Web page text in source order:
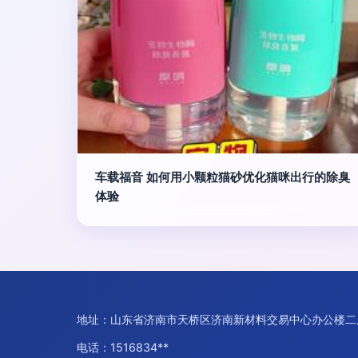
车载福音 如何用小颗粒猫砂优化猫咪出行的除臭
体验
地址：山东省济南市天桥区济南新材料交易中心办公楼
电话：1516834**